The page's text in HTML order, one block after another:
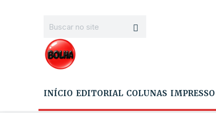
INÍCIO EDITORIAL COLUNAS IMPRESSO